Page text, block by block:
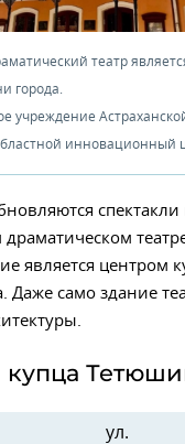
театр
города.
учреждение
инновационный
спектакли
драматическом
является центром
Даже само здание
ул.